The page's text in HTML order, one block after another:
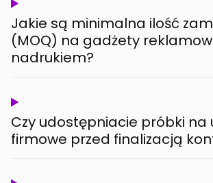
Jakie są minimalna ilość
(MOQ) na gadżety
nadrukiem?
Czy udostępniacie próbki na
firmowe przed finalizacją